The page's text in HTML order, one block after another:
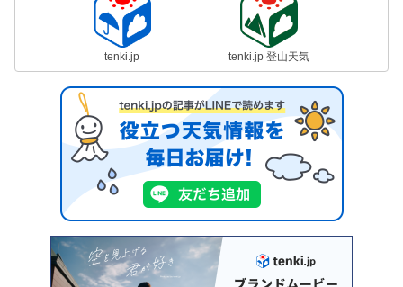
tenki.jp tenki.jp 登山天気